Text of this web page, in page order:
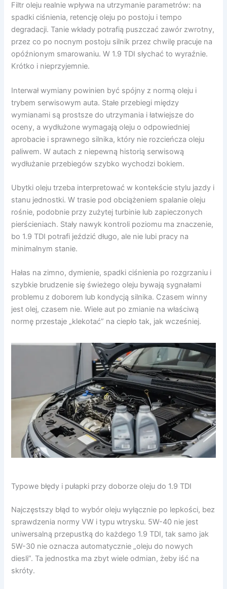
Filtr oleju realnie wpływa na utrzymanie parametrów: na
spadki ciśnienia, retencję oleju po postoju i tempo
degradacji. Tanie wkłady potrafią puszczać zawór zwrotny,
przez co po nocnym postoju silnik przez chwilę pracuje na
opóźnionym smarowaniu. W 1.9 TDI słychać to wyraźnie.
Krótko i nieprzyjemnie.
Interwał wymiany powinien być spójny z normą oleju i
trybem serwisowym auta. Stałe przebiegi między
wymianami są prostsze do utrzymania i łatwiejsze do
oceny, a wydłużone wymagają oleju o odpowiedniej
aprobacie i sprawnego silnika, który nie rozcieńcza oleju
paliwem. W autach z niepewną historią serwisową
wydłużanie przebiegów szybko wychodzi bokiem.
Ubytki oleju trzeba interpretować w kontekście stylu jazdy i
stanu jednostki. W trasie pod obciążeniem spalanie oleju
rośnie, podobnie przy zużytej turbinie lub zapieczonych
pierścieniach. Stały nawyk kontroli poziomu ma znaczenie,
bo 1.9 TDI potrafi jeździć długo, ale nie lubi pracy na
minimalnym stanie.
Hałas na zimno, dymienie, spadki ciśnienia po rozgrzaniu i
szybkie brudzenie się świeżego oleju bywają sygnałami
problemu z doborem lub kondycją silnika. Czasem winny
jest olej, czasem nie. Wiele aut po zmianie na właściwą
normę przestaje „klekotać” na ciepło tak, jak wcześniej.
Typowe błędy i pułapki przy doborze oleju do 1.9 TDI
Najczęstszy błąd to wybór oleju wyłącznie po lepkości, bez
sprawdzenia normy VW i typu wtrysku. 5W-40 nie jest
uniwersalną przepustką do każdego 1.9 TDI, tak samo jak
5W-30 nie oznacza automatycznie „oleju do nowych
diesli”. Ta jednostka ma zbyt wiele odmian, żeby iść na
skróty.